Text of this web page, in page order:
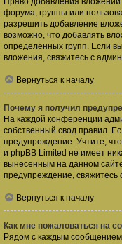
форума, группы или
разрешить добавление
возможно, что добавлять
определённых групп. Если
вложения, свяжитесь с
Вернуться к началу
Почему я получил
На каждой конференции
собственный свод правил.
предупреждение. Учтите,
и phpBB Limited не имеет
вынесенным на данном
предупреждение,
Вернуться к началу
Как мне пожаловаться на
Рядом с каждым сообщением